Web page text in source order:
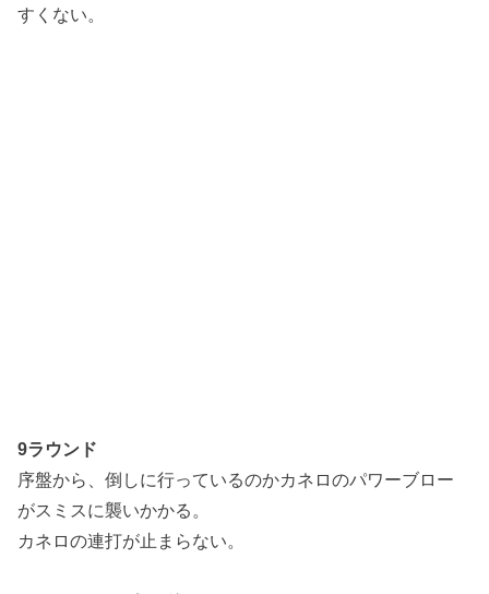
すくない。
9ラウンド
序盤から、倒しに行っているのかカネロのパワーブロー
がスミスに襲いかかる。
カネロの連打が止まらない。